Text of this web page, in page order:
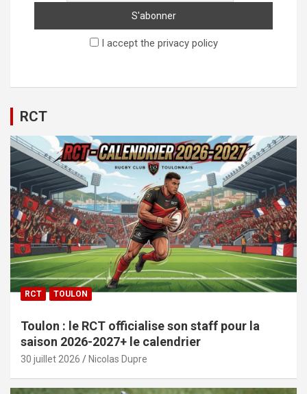
I accept the privacy policy
RCT
RCT TOULON
Toulon : le RCT officialise son staff pour la
saison 2026-2027+ le calendrier
30 juillet 2026 Nicolas Dupre